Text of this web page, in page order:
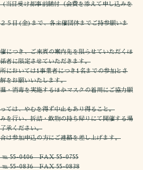
日受け都事前納付（会費を添えて申し込みを
５日(金)まで、各主催団体までご持参願いま
つき、ご来賓の案内先を限らせていただくほ
者に限定させていただきます。
いては1事業者につき1名までの参加とさ
をお願いいたします。
消毒を実施するほかマスクの着用にご協力願
は、やむを得ず中止もあり得ること。
い、折詰・飲物の持ち帰りにて開催する場
承ください。
加申込の方にご連絡を差し上げます。
0406 FAX 55-0755
0836 FAX 55-0838